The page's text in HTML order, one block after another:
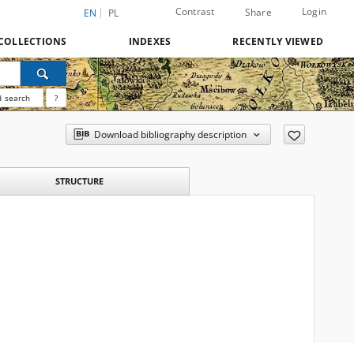
EN PL Contrast Share Login
INDEXES RECENTLY VIEWED
search ?
Download bibliography description
STRUCTURE